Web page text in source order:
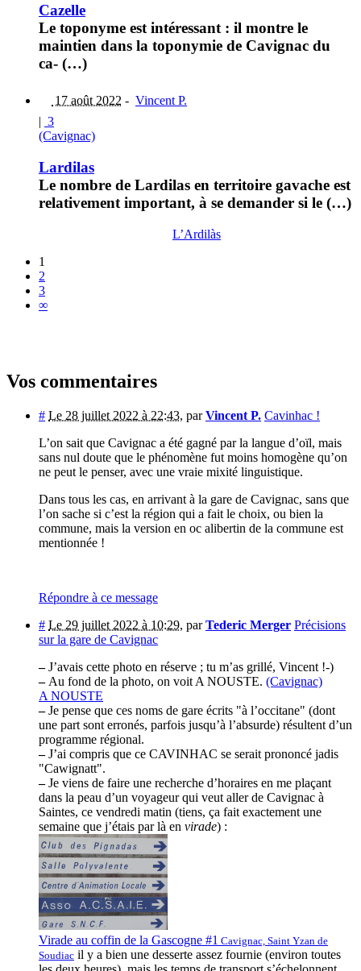
Cazelle
Le toponyme est intéressant : il montre le
maintien dans la toponymie de Cavignac du
ca- (…)
17 août 2022 - Vincent P.
| 3
(Cavignac)
Lardilas
Le nombre de Lardilas en territoire gavache est
relativement important, à se demander si le (…)
L’Ardilàs
1
2
3
∞
Vos commentaires
# Le 28 juillet 2022 à 22:43, parVincent P. Cavinhac !
L’on sait que Cavignac a été gagné par la langue d’oïl, mais
sans nul doute que le phénomène fut moins homogène qu’on
ne peut le penser, avec une vraie mixité linguistique.
Dans tous les cas, en arrivant à la gare de Cavignac, sans que
l’on sache si c’est la région qui a fait le choix, ou bien la
commune, mais la version en oc alibertin de la commune est
mentionnée !
Répondre à ce message
# Le 29 juillet 2022 à 10:29, parTederic Merger Précisions
sur la gare de Cavignac
–J’avais cette photo en réserve ; tu m’as grillé, Vincent !-)
–Au fond de la photo, on voit A NOUSTE. (Cavignac)
A NOUSTE
–Je pense que ces noms de gare écrits "à l’occitane" (dont
une part sont erronés, parfois jusqu’à l’absurde) résultent d’un
programme régional.
–J’ai compris que ce CAVINHAC se serait prononcé jadis
"Cawignatt".
–Je viens de faire une recherche d’horaires en me plaçant
dans la peau d’un voyageur qui veut aller de Cavignac à
Saintes, ce vendredi matin (tiens, ça fait exactement une
semaine que j’étais par là en virade) :
Virade au coffin de la Gascogne #1 Cavignac, Saint Yzan de
Soudiac il y a bien une desserte assez fournie (environ toutes